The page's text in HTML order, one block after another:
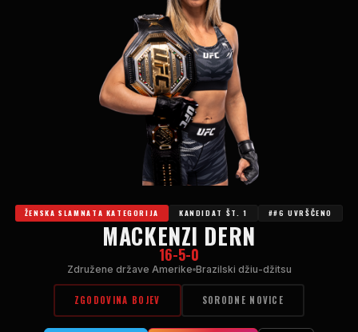
ŽENSKA SLAMNATA KATEGORIJA KANDIDAT ŠT. 1 ##6 UVRŠČENO
MACKENZI DERN
16-5-0
Združene države Amerike Brazilski džiu-džitsu
ZGODOVINA BOJEV SORODNE NOVICE